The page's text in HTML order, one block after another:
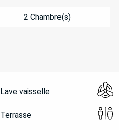
2 Chambre(s)
Lave vaisselle
Terrasse